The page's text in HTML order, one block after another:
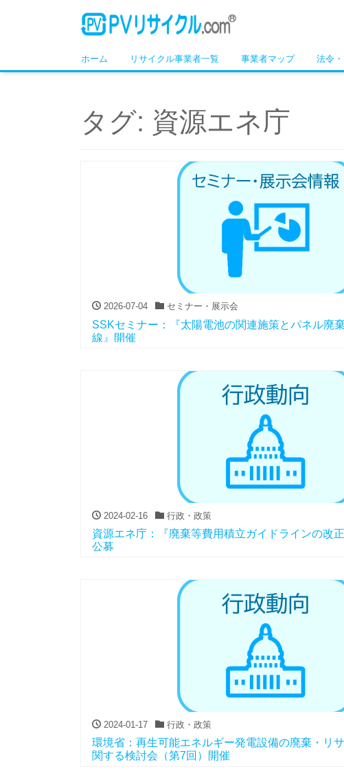
ホーム リサイクル事業者一覧 事業者マップ 法令
タグ: 資源エネ庁
2026-07-04 セミナー・展示会
SSKセミナー：『太陽電池の関連施策とパネル廃
線』開催
2024-02-16 行政・政策
資源エネ庁：『廃棄等費用積立ガイドラインの改
公募
2024-01-17 行政・政策
環境省：再生可能エネルギー発電設備の廃棄・リ
関する検討会（第7回）開催